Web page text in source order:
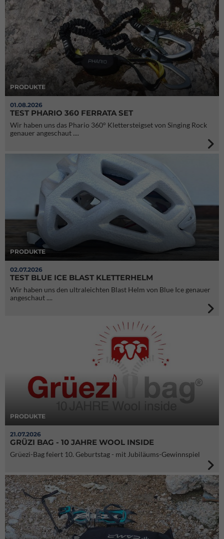
PRODUKTE
01.08.2026
TEST PHARIO 360 FERRATA SET
Wir haben uns das Phario 360° Klettersteigset von Singing Rock
genauer angeschaut ....
PRODUKTE
02.07.2026
TEST BLUE ICE BLAST KLETTERHELM
Wir haben uns den ultraleichten Blast Helm von Blue Ice genauer
angeschaut ....
PRODUKTE
21.07.2026
GRÜZI BAG - 10 JAHRE WOOL INSIDE
Grüezi-Bag feiert 10. Geburtstag - mit Jubiläums-Gewinnspiel